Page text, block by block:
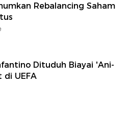
Rebalancing Saham
Dituduh Biayai 'Ani-
di UEFA